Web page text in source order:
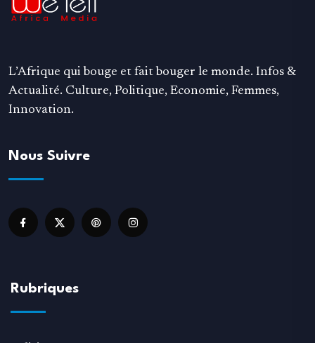
L’Afrique qui bouge et fait bouger le monde. Infos &
Actualité. Culture, Politique, Economie, Femmes,
Innovation.
Nous Suivre
Rubriques